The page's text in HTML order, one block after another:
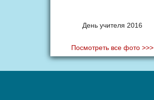
День учителя 2016
Посмотреть все фото >>>